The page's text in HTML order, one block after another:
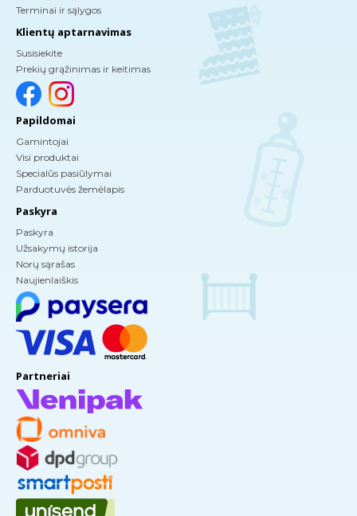
Terminai ir sąlygos
Klientų aptarnavimas
Susisiekite
Prekių grąžinimas ir keitimas
Papildomai
Gamintojai
Visi produktai
Specialūs pasiūlymai
Parduotuvės žemėlapis
Paskyra
Paskyra
Užsakymų istorija
Norų sąrašas
Naujienlaiškis
Partneriai